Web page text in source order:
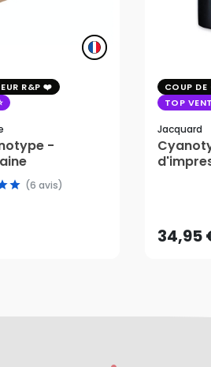
R&P
-
(6 avis)
AU PANIER
COUP DE
TOP
Jacquard
34,95